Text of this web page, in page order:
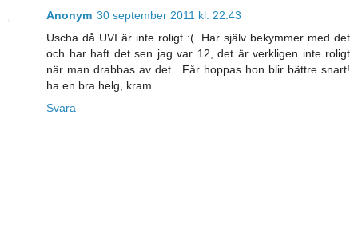
Anonym 30 september 2011 kl. 22:43
Uscha då UVI är inte roligt :(. Har själv bekymmer med det
och har haft det sen jag var 12, det är verkligen inte roligt
när man drabbas av det.. Får hoppas hon blir bättre snart!
ha en bra helg, kram
Svara